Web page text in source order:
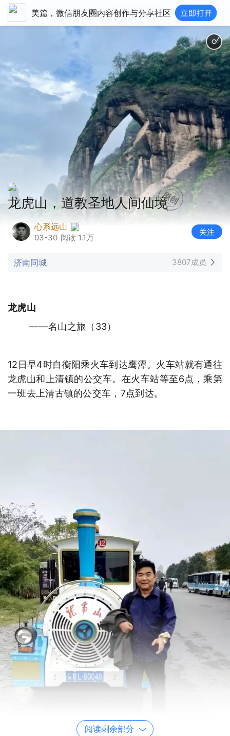
美篇，微信朋友圈内容创作与分享社区
龙虎山，道教圣地人间仙境
心系远山
03-30 阅读 1.1万
关注
济南同城 3807成员
龙虎山
——名山之旅（33）
12日早4时自衡阳乘火车到达鹰潭。火车站就有通往
龙虎山和上清镇的公交车。在火车站等至6点，乘第
一班去上清古镇的公交车，7点到达。
阅读剩余部分